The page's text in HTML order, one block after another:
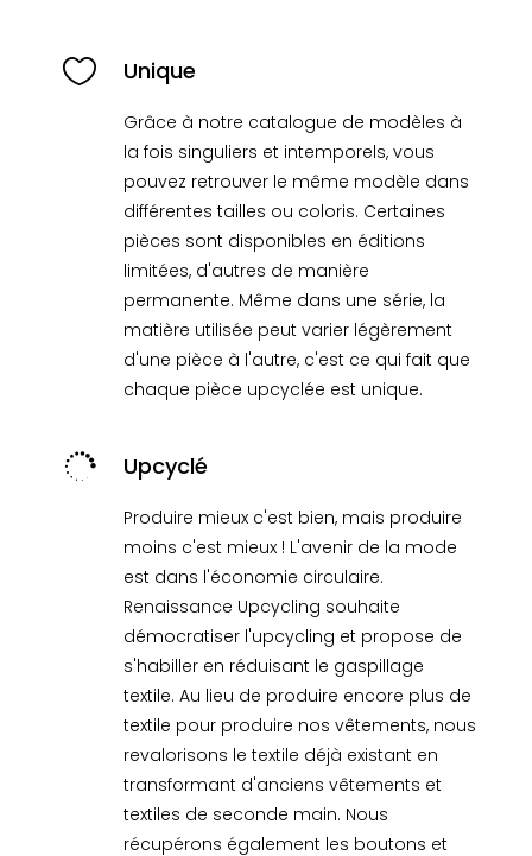
 Unique
Grâce à notre catalogue de modèles à
la fois singuliers et intemporels, vous
pouvez retrouver le même modèle dans
différentes tailles ou coloris. Certaines
pièces sont disponibles en éditions
limitées, d'autres de manière
permanente. Même dans une série, la
matière utilisée peut varier légèrement
d'une pièce à l'autre, c'est ce qui fait que
chaque pièce upcyclée est unique.
 Upcyclé
Produire mieux c'est bien, mais produire
moins c'est mieux ! L'avenir de la mode
est dans l'économie circulaire.
Renaissance Upcycling souhaite
démocratiser l'upcycling et propose de
s'habiller en réduisant le gaspillage
textile. Au lieu de produire encore plus de
textile pour produire nos vêtements, nous
revalorisons le textile déjà existant en
transformant d'anciens vêtements et
textiles de seconde main. Nous
récupérons également les boutons et